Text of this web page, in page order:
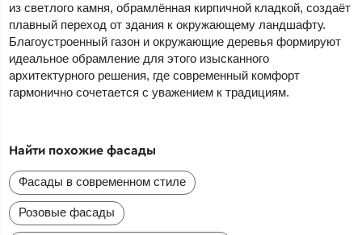
из светлого камня, обрамлённая кирпичной кладкой, создаёт
плавный переход от здания к окружающему ландшафту.
Благоустроенный газон и окружающие деревья формируют
идеальное обрамление для этого изысканного
архитектурного решения, где современный комфорт
гармонично сочетается с уважением к традициям.
Найти похожие фасады
Фасады в современном стиле
Розовые фасады